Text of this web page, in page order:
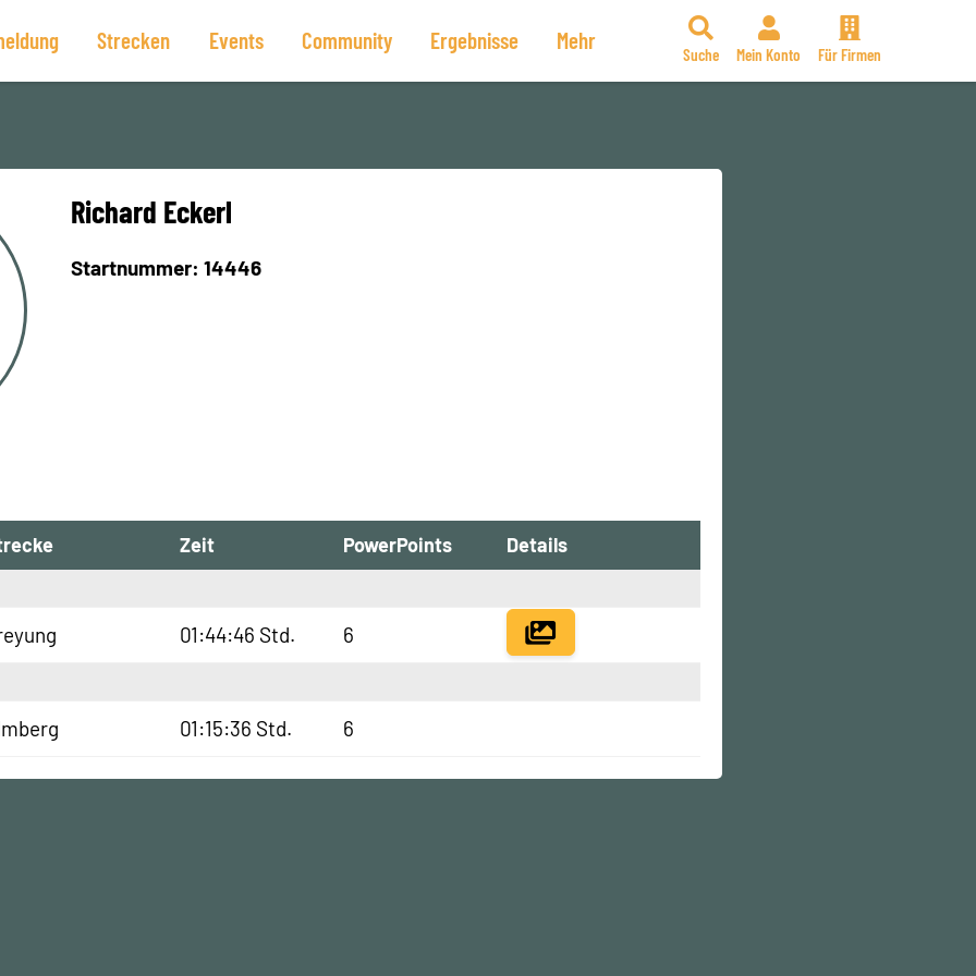
Strecken Events Community Ergebnisse Mehr
Suche Mein Konto Für Firmen
Richard Eckerl
Startnummer: 14446
Zeit PowerPoints Details
01:44:46 Std. 6
01:15:36 Std. 6